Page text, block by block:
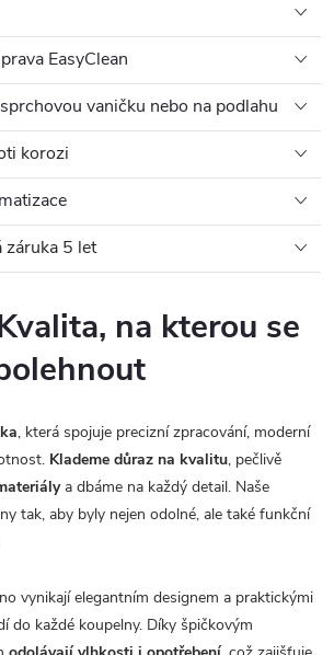
EasyClean
vaničku nebo na podlahu
korozi
záruka 5 let
na kterou se
, která spojuje precizní zpracování, moderní
Klademe důraz na kvalitu, pečlivě
a dbáme na každý detail. Naše
tak, aby byly nejen odolné, ale také funkční
vynikají elegantním designem a praktickými
do každé koupelny. Díky špičkovým